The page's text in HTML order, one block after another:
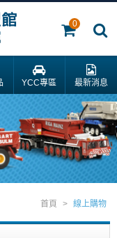
0
YCC專區 最新消息
首頁 > 線上購物